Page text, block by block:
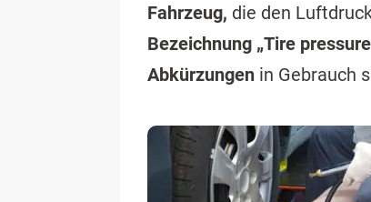
Fahrzeug, die den
Bezeichnung „Tire
Abkürzungen in Gebrauch